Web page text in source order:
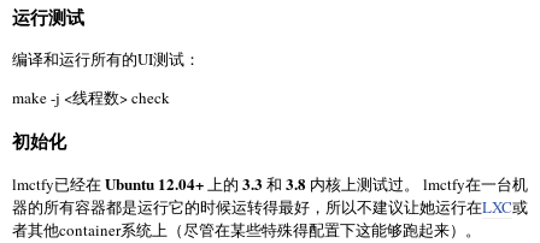
运行测试
编译和运行所有的UI测试：
make -j <线程数> check
初始化
lmctfy已经在Ubuntu 12.04+上的 3.3 和 3.8 内核上测试过。 lmctfy在一台机
器的所有容器都是运行它的时候运转得最好，所以不建议让她运行在LXC或
者其他container系统上（尽管在某些特殊得配置下这能够跑起来）。